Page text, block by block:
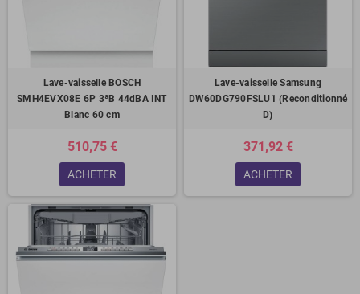
Lave-vaisselle BOSCH
SMH4EVX08E 6P 3ªB 44dBA INT
Blanc 60 cm
510,75 €
ACHETER
Lave-vaisselle Samsung
DW60DG790FSLU1 (Reconditionné
D)
371,92 €
ACHETER